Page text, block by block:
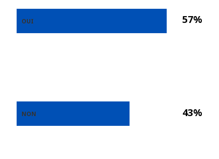
57%
43%
OUI
NON